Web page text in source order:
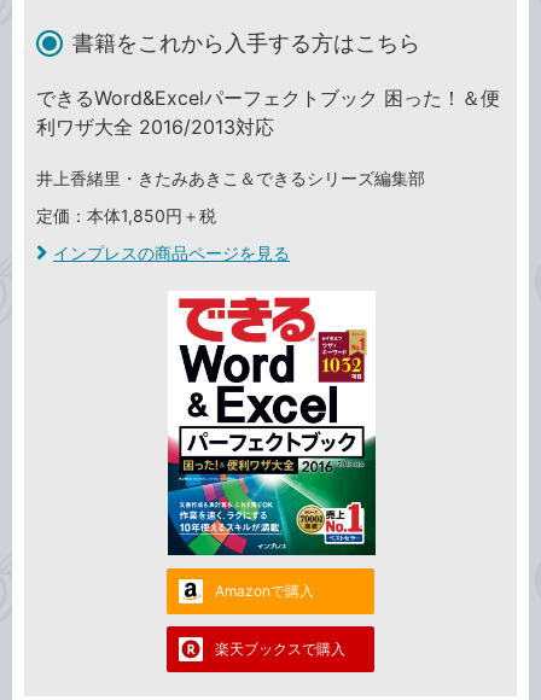
書籍をこれから入手する方はこちら
できるWord&Excelパーフェクトブック 困った！＆便
利ワザ大全 2016/2013対応
井上香緒里・きたみあきこ＆できるシリーズ編集部
定価：本体1,850円＋税
インプレスの商品ページを見る
Amazonで購入
楽天ブックスで購入